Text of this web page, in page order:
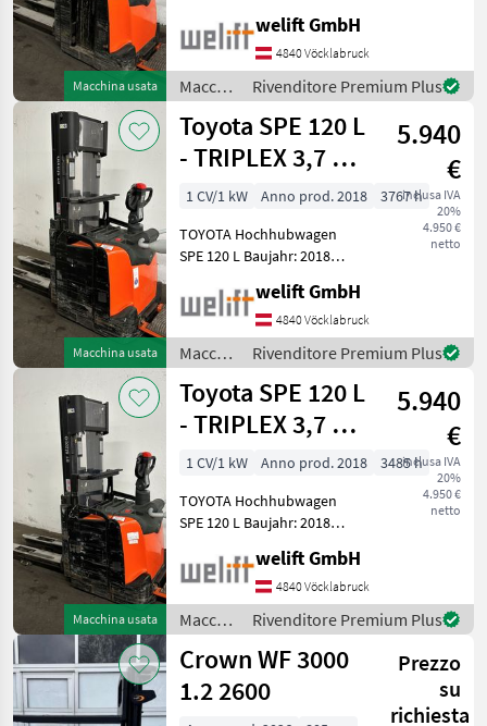
Macchina usata
Tragkraft: 1200 kg Hubmast:
TRIPLEX-Freihub Hubhöhe:
3950 mm Bauhöhe: 1928
mm Freihub: 149
welift GmbH
4840 Vöcklabruck
Macchinari
elevatori
e per
magazzino
Toyota
Rivenditore Premium Plus
Macchina usata
Toyota SPE 120 L
- TRIPLEX 3,7 m -
INITIALHUB !!!
5.940
€
inclusa IVA
20%
4.950 €
netto
1 CV/1 kW Anno prod. 2018
3767 h
TOYOTA Hochhubwagen
SPE 120 L Baujahr: 2018
Tragkraft: 1200 kg Hubmast:
TRIPLEX-Freihub Hubhöhe:
3700 mm Bauhöhe: 1870
mm Freihub: 140
welift GmbH
4840 Vöcklabruck
Macchinari
elevatori
e per
magazzino
Toyota
Rivenditore Premium Plus
Macchina usata
Toyota SPE 120 L
- TRIPLEX 3,7 m -
INITIALHUB !!!
5.940
€
inclusa IVA
20%
4.950 €
netto
1 CV/1 kW Anno prod. 2018
3485 h
TOYOTA Hochhubwagen
SPE 120 L Baujahr: 2018
Tragkraft: 1200 kg Hubmast:
TRIPLEX-Freihub Hubhöhe:
3700 mm Bauhöhe: 1870
mm Freihub: 140
welift GmbH
4840 Vöcklabruck
Macchinari
elevatori
e per
magazzino
/
Rivenditore Premium Plus
Crown WF 3000
1.2 2600
Prezzo
su
richiesta